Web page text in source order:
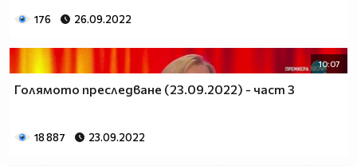
176 26.09.2022
10:07
Голямото преследване (23.09.2022) - част 3
18 887 23.09.2022